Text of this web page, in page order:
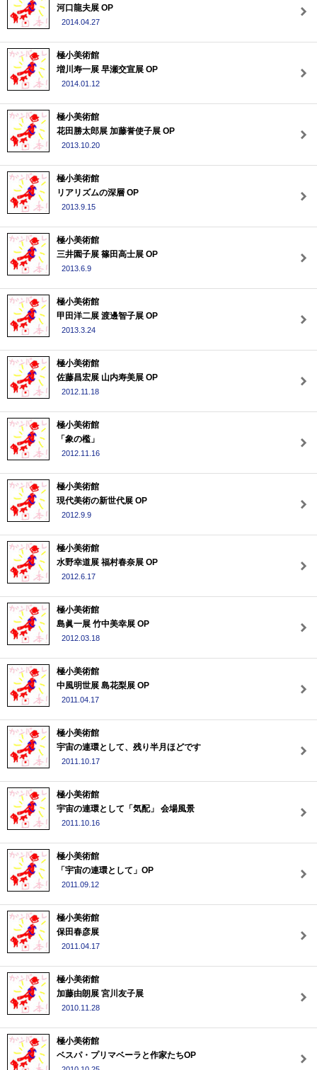
河口龍夫展 OP
2014.04.27
極小美術館
増川寿一展 早瀬交宣展 OP
2014.01.12
極小美術館
花田勝太郎展 加藤誉使子展 OP
2013.10.20
極小美術館
リアリズムの深層 OP
2013.9.15
極小美術館
三井園子展 篠田高士展 OP
2013.6.9
極小美術館
甲田洋二展 渡邊智子展 OP
2013.3.24
極小美術館
佐藤昌宏展 山内寿美展 OP
2012.11.18
極小美術館
「象の檻」
2012.11.16
極小美術館
現代美術の新世代展 OP
2012.9.9
極小美術館
水野幸道展 福村春奈展 OP
2012.6.17
極小美術館
島眞一展 竹中美幸展 OP
2012.03.18
極小美術館
中風明世展 島花梨展 OP
2011.04.17
極小美術館
宇宙の連環として、残り半月ほどです
2011.10.17
極小美術館
宇宙の連環として「気配」 会場風景
2011.10.16
極小美術館
「宇宙の連環として」OP
2011.09.12
極小美術館
保田春彦展
2011.04.17
極小美術館
加藤由朗展 宮川友子展
2010.11.28
極小美術館
ベスパ・プリマベーラと作家たちOP